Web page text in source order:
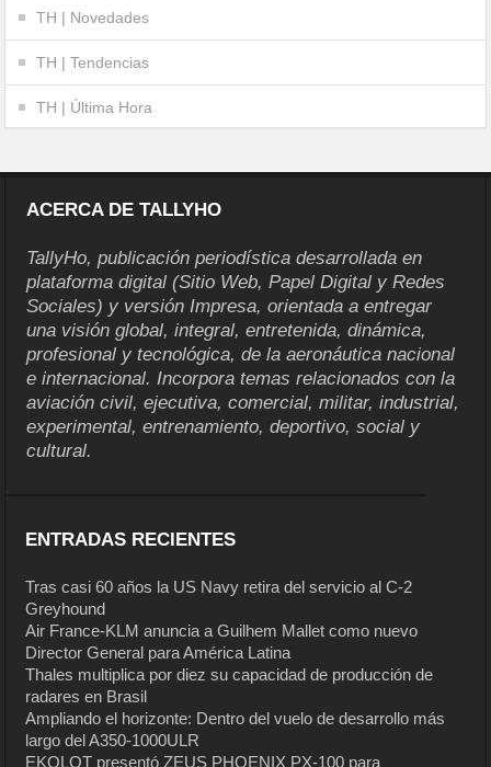
TH | Novedades
TH | Tendencias
TH | Última Hora
ACERCA DE TALLYHO
TallyHo, publicación periodística desarrollada en
plataforma digital (Sitio Web, Papel Digital y Redes
Sociales) y versión Impresa, orientada a entregar
una visión global, integral, entretenida, dinámica,
profesional y tecnológica, de la aeronáutica nacional
e internacional. Incorpora temas relacionados con la
aviación civil, ejecutiva, comercial, militar, industrial,
experimental, entrenamiento, deportivo, social y
cultural.
ENTRADAS RECIENTES
Tras casi 60 años la US Navy retira del servicio al C-2
Greyhound
Air France-KLM anuncia a Guilhem Mallet como nuevo
Director General para América Latina
Thales multiplica por diez su capacidad de producción de
radares en Brasil
Ampliando el horizonte: Dentro del vuelo de desarrollo más
largo del A350-1000ULR
EKOLOT presentó ZEUS PHOENIX PX-100 para